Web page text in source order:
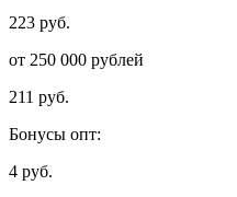
223 руб.
от 250 000 рублей
211 руб.
Бонусы опт:
4 руб.